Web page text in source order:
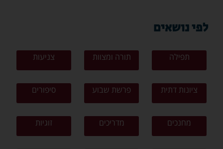
לפי נושאים
תפילה תורה ומצוות צניעות
ציונות דתית פרשת שבוע סיפורים
מחנכים מדריכים זוגיות